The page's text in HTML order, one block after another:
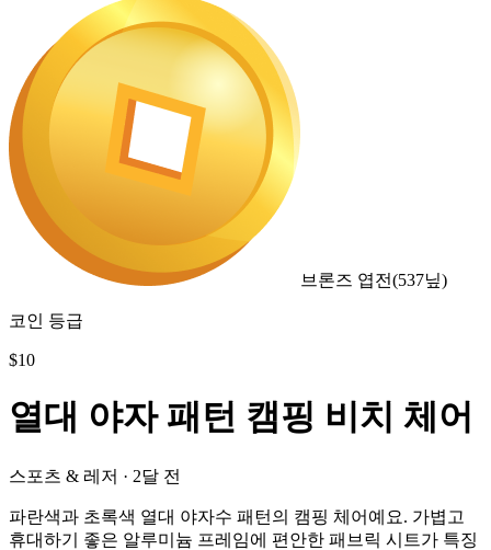
브론즈 엽전(537닢)
코인 등급
$10
열대 야자 패턴 캠핑 비치 체어
스포츠 & 레저 · 2달 전
파란색과 초록색 열대 야자수 패턴의 캠핑 체어예요. 가볍고
휴대하기 좋은 알루미늄 프레임에 편안한 패브릭 시트가 특징